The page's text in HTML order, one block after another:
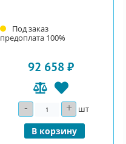
Под заказ
предоплата 100%
92 658 ₽
- Количество+ шт
В корзину